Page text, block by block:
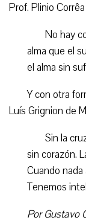
Prof. Plinio
No hay
alma que el
el alma sin
Y con otra
Luís Grignion de
Sin la
sin corazón.
Cuando
Tenemos
Por Gustavo